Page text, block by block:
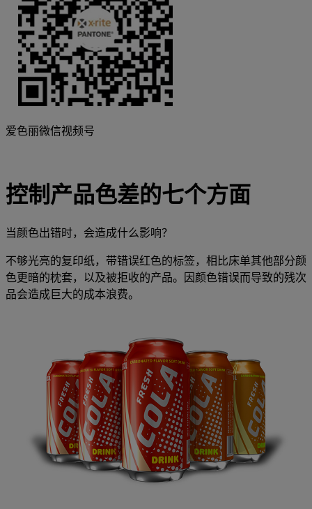
爱色丽微信视频号
控制产品色差的七个方面
当颜色出错时，会造成什么影响？
不够光亮的复印纸，带错误红色的标签，相比床单其他部分颜
色更暗的枕套，以及被拒收的产品。因颜色错误而导致的残次
品会造成巨大的成本浪费。